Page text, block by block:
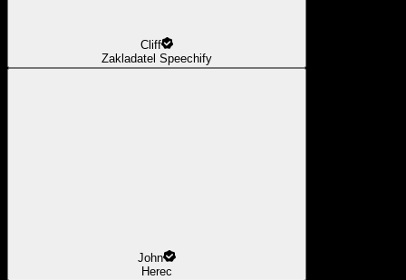
Cliff
Zakladatel Speechify
John
Herec